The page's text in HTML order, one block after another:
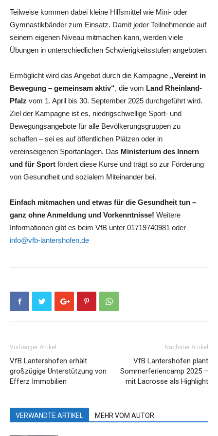
Teilweise kommen dabei kleine Hilfsmittel wie Mini- oder
Gymnastikbänder zum Einsatz. Damit jeder Teilnehmende auf
seinem eigenen Niveau mitmachen kann, werden viele
Übungen in unterschiedlichen Schwierigkeitsstufen angeboten.
Ermöglicht wird das Angebot durch die Kampagne „Vereint in
Bewegung – gemeinsam aktiv“, die vom Land Rheinland-
Pfalz vom 1. April bis 30. September 2025 durchgeführt wird.
Ziel der Kampagne ist es, niedrigschwellige Sport- und
Bewegungsangebote für alle Bevölkerungsgruppen zu
schaffen – sei es auf öffentlichen Plätzen oder in
vereinseigenen Sportanlagen. Das Ministerium des Innern
und für Sport fördert diese Kurse und trägt so zur Förderung
von Gesundheit und sozialem Miteinander bei.
Einfach mitmachen und etwas für die Gesundheit tun –
ganz ohne Anmeldung und Vorkenntnisse! Weitere
Informationen gibt es beim VfB unter 01719740981 oder
info@vfb-lantershofen.de
Vorheriger Artikel
VfB Lantershofen erhält
großzügige Unterstützung von
Efferz Immobilien
Nächster Artikel
VfB Lantershofen plant
Sommerferiencamp 2025 –
mit Lacrosse als Highlight
VERWANDTE ARTIKEL MEHR VOM AUTOR